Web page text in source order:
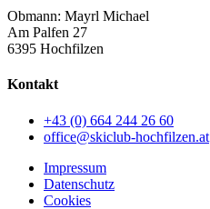
Obmann: Mayrl Michael
Am Palfen 27
6395 Hochfilzen
Kontakt
+43 (0) 664 244 26 60
office@skiclub-hochfilzen.at
Impressum
Datenschutz
Cookies